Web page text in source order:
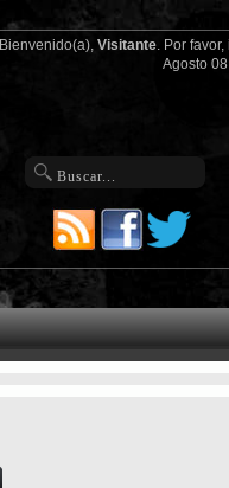
Bienvenido(a), Visitante. Por favor,
Agosto